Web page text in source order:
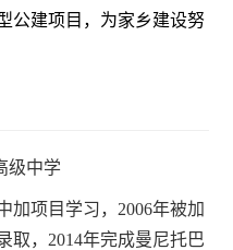
公建项目，为家乡建设努
级中学
加项目学习，2006年被加
取，2014年完成曼尼托巴